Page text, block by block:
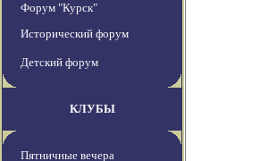
Форум "Курск"
Исторический форум
Детский форум
КЛУБЫ
Пятничные вечера